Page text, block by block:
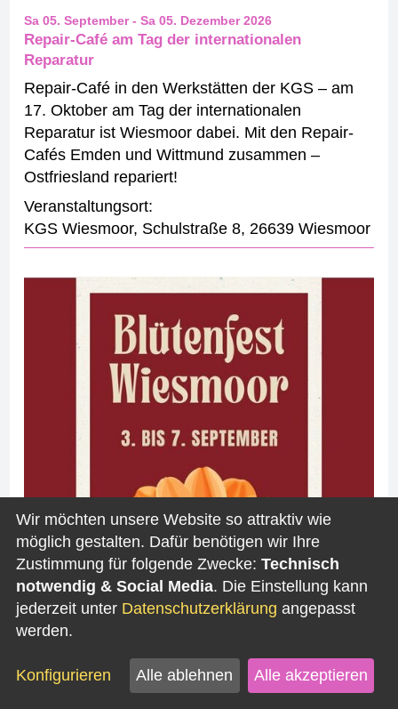
Repair-Café am Tag der internationalen
Reparatur
Sa 05. September- Sa 05. Dezember 2026
Veranstaltungsort:
KGS Wiesmoor, Schulstraße 8, 26639 Wiesmoor
Repair-Café in den Werkstätten der KGS – am
17. Oktober am Tag der internationalen
Reparatur ist Wiesmoor dabei. Mit den Repair-
Cafés Emden und Wittmund zusammen –
Ostfriesland repariert!
Wahl des Blütenkönigshauses - 74. Blütenfest
Wiesmoor
Wir möchten unsere Website so attraktiv wie
möglich gestalten. Dafür benötigen wir Ihre
Zustimmung für folgende Zwecke: Technisch
notwendig & Social Media. Die Einstellung kann
jederzeit unter Datenschutzerklärung angepasst
werden.
Konfigurieren Alle ablehnen Alle akzeptieren